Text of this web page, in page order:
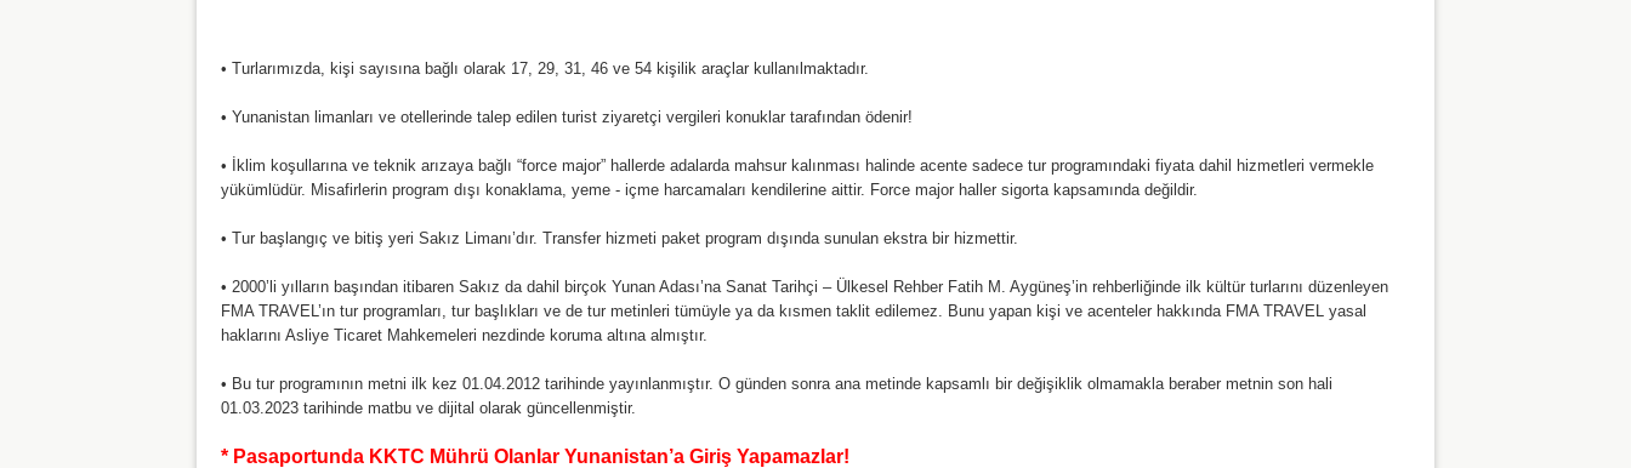
• Turlarımızda, kişi sayısına bağlı olarak 17, 29, 31, 46 ve 54 kişilik araçlar kullanılmaktadır.
• Yunanistan limanları ve otellerinde talep edilen turist ziyaretçi vergileri konuklar tarafından ödenir!
• İklim koşullarına ve teknik arızaya bağlı “force major” hallerde adalarda mahsur kalınması halinde acente sadece tur programındaki fiyata dahil hizmetleri vermekle
yükümlüdür. Misafirlerin program dışı konaklama, yeme - içme harcamaları kendilerine aittir. Force major haller sigorta kapsamında değildir.
• Tur başlangıç ve bitiş yeri Sakız Limanı’dır. Transfer hizmeti paket program dışında sunulan ekstra bir hizmettir.
• 2000’li yılların başından itibaren Sakız da dahil birçok Yunan Adası’na Sanat Tarihçi – Ülkesel Rehber Fatih M. Aygüneş’in rehberliğinde ilk kültür turlarını düzenleyen
FMA TRAVEL’ın tur programları, tur başlıkları ve de tur metinleri tümüyle ya da kısmen taklit edilemez. Bunu yapan kişi ve acenteler hakkında FMA TRAVEL yasal
haklarını Asliye Ticaret Mahkemeleri nezdinde koruma altına almıştır.
• Bu tur programının metni ilk kez 01.04.2012 tarihinde yayınlanmıştır. O günden sonra ana metinde kapsamlı bir değişiklik olmamakla beraber metnin son hali
01.03.2023 tarihinde matbu ve dijital olarak güncellenmiştir.
* Pasaportunda KKTC Mührü Olanlar Yunanistan’a Giriş Yapamazlar!